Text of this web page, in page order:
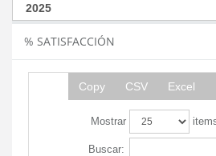
% SATISFACCIÓN
Copy CSV Excel
Mostrar
Buscar: